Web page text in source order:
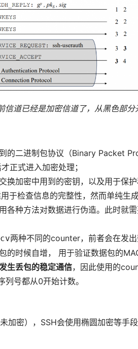
信道已经是加密信道了，从黑色部
的二进制包协议（Binary Packet
正式进入加密处理；
换加密中用到的密钥，以及用于保
于检查信息的完整性，然而单纯生
各种方法对数据进行伪造。此时就
两种不同的counter，前者会在发
的时候自增， 用于验证数据包的
生丢包的稳定通信，因此使用的
号都从0开始计数。
加密），SSH会使用椭圆加密等手